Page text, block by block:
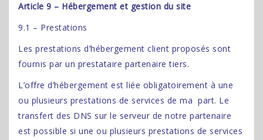
Article 9 – Hébergement et gestion du site
9.1 – Prestations
Les prestations d’hébergement client proposés sont
fournis par un prestataire partenaire tiers.
L’offre d’hébergement est liée obligatoirement à une
ou plusieurs prestations de services de ma part. Le
transfert des DNS sur le serveur de notre partenaire
est possible si une ou plusieurs prestations de services